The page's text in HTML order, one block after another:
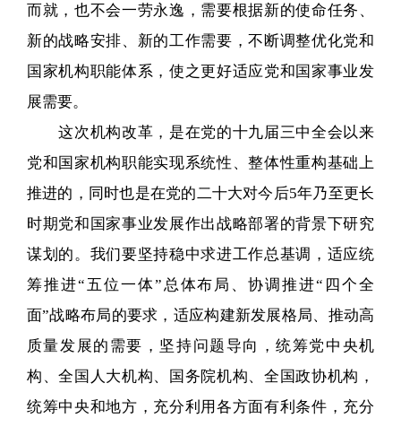
而就，也不会一劳永逸，需要根据新的使命任务、
新的战略安排、新的工作需要，不断调整优化党和
国家机构职能体系，使之更好适应党和国家事业发
展需要。
这次机构改革，是在党的十九届三中全会以来
党和国家机构职能实现系统性、整体性重构基础上
推进的，同时也是在党的二十大对今后5年乃至更长
时期党和国家事业发展作出战略部署的背景下研究
谋划的。我们要坚持稳中求进工作总基调，适应统
筹推进“五位一体”总体布局、协调推进“四个全
面”战略布局的要求，适应构建新发展格局、推动高
质量发展的需要，坚持问题导向，统筹党中央机
构、全国人大机构、国务院机构、全国政协机构，
统筹中央和地方，充分利用各方面有利条件，充分